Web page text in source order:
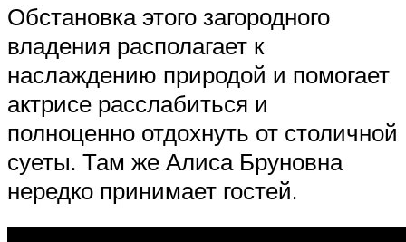
Обстановка этого загородного
владения располагает к
наслаждению природой и помогает
актрисе расслабиться и
полноценно отдохнуть от столичной
суеты. Там же Алиса Бруновна
нередко принимает гостей.